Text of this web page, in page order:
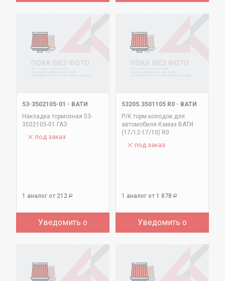
53-3502105-01 - ВАТИ
Накладка тормозная 53-
3502105-01 ГАЗ
под заказ
1 аналог от 212 Р
Уведомить о
53205.3501105 R0 - ВАТИ
Р/К торм.колодок для
автомобиля Камаз ВАТИ
(17/12-17/10) R0
под заказ
1 аналог от 1 878 Р
Уведомить о